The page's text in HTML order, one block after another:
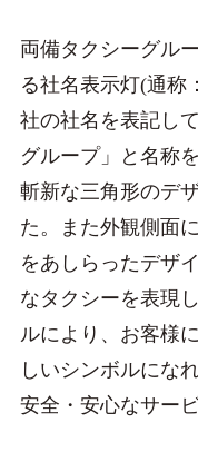
両備タクシーグル
る社名表示灯(通称
社の社名を表記し
グループ」と名称
斬新な三角形のデ
た。また外観側面
をあしらったデザ
なタクシーを表現
ルにより、お客様
しいシンボルにな
安全・安心なサー